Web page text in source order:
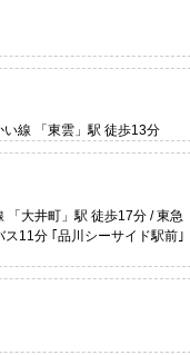
線 「東雲」駅 徒歩13分
「大井町」駅 徒歩17分 / 東急
11分 ｢品川シーサイド駅前｣